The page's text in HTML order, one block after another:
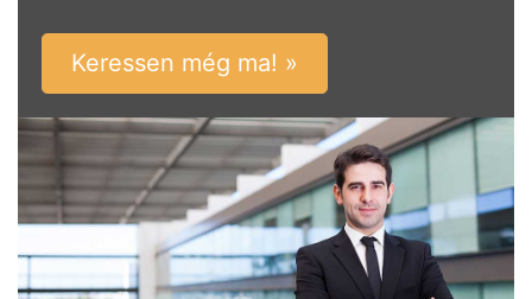
Keressen még ma! »